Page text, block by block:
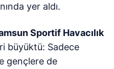
yer aldı.
Sportif Havacılık
büyüktü: Sadece
gençlere de